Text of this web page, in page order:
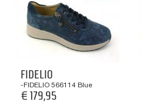
FIDELIO
-FIDELIO 566114 Blue
€ 179,95